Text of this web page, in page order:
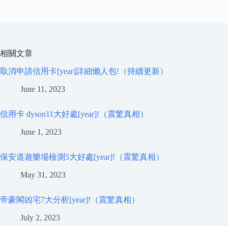
相關文章
取消申請信用卡[year]詳細懶人包!（持續更新）
June 11, 2023
信用卡 dyson11大好處[year]!（震驚真相）
June 1, 2023
保安道遊樂場檢測5大好處[year]!（震驚真相）
May 31, 2023
帝豪閣凶宅7大分析[year]!（震驚真相）
July 2, 2023